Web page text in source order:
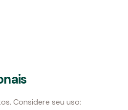
Considere seu uso: